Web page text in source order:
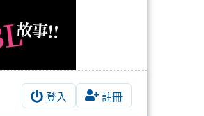
登入 註冊